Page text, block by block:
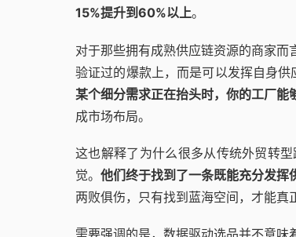
15%提升到60%以上。
对于那些拥有成熟供应链资源的商家
验证过的爆款上，而是可以发挥自身供
某个细分需求正在抬头时，你的工厂
成市场布局。
这也解释了为什么很多从传统外贸转
觉。 他们终于找到了一条既能充分发挥
两败俱伤，只有找到蓝海空间，才能真
需要强调的是，数据驱动选品并不意味